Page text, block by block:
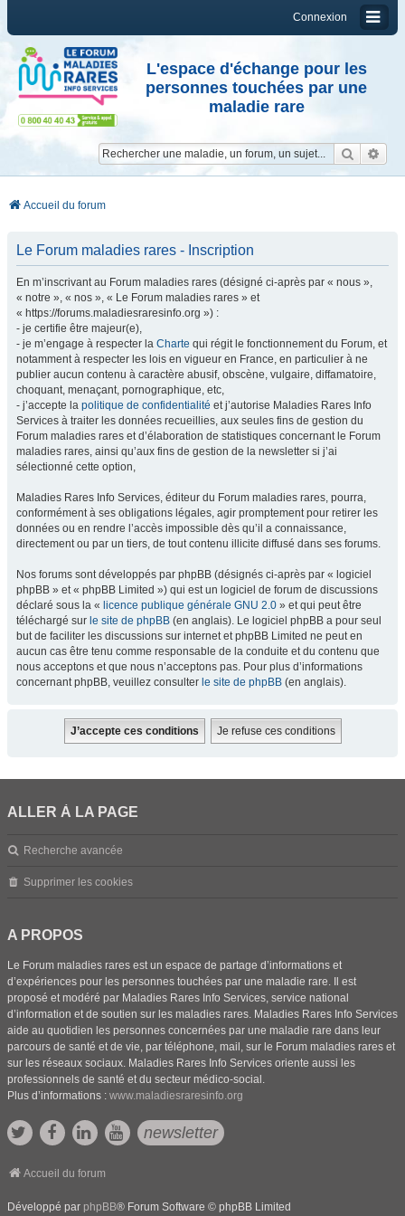
Connexion
L'espace d'échange pour les
personnes touchées par une
maladie rare
Accueil du forum
Le Forum maladies rares - Inscription
En m’inscrivant au Forum maladies rares (désigné ci-après par « nous »,
« notre », « nos », « Le Forum maladies rares » et
« https://forums.maladiesraresinfo.org ») :
- je certifie être majeur(e),
- je m’engage à respecter la Charte qui régit le fonctionnement du Forum, et
notamment à respecter les lois en vigueur en France, en particulier à ne
publier aucun contenu à caractère abusif, obscène, vulgaire, diffamatoire,
choquant, menaçant, pornographique, etc,
- j’accepte la politique de confidentialité et j’autorise Maladies Rares Info
Services à traiter les données recueillies, aux seules fins de gestion du
Forum maladies rares et d’élaboration de statistiques concernant le Forum
maladies rares, ainsi qu’aux fins de gestion de la newsletter si j’ai
sélectionné cette option,
Maladies Rares Info Services, éditeur du Forum maladies rares, pourra,
conformément à ses obligations légales, agir promptement pour retirer les
données ou en rendre l’accès impossible dès qu’il a connaissance,
directement ou par un tiers, de tout contenu illicite diffusé dans ses forums.
Nos forums sont développés par phpBB (désignés ci-après par « logiciel
phpBB » et « phpBB Limited ») qui est un logiciel de forum de discussions
déclaré sous la « licence publique générale GNU 2.0 » et qui peut être
téléchargé sur le site de phpBB (en anglais). Le logiciel phpBB a pour seul
but de faciliter les discussions sur internet et phpBB Limited ne peut en
aucun cas être tenu comme responsable de la conduite et du contenu que
nous acceptons et que nous n’acceptons pas. Pour plus d’informations
concernant phpBB, veuillez consulter le site de phpBB (en anglais).
ALLER À LA PAGE
Recherche avancée
Supprimer les cookies
A PROPOS
Le Forum maladies rares est un espace de partage d’informations et
d’expériences pour les personnes touchées par une maladie rare. Il est
proposé et modéré par Maladies Rares Info Services, service national
d’information et de soutien sur les maladies rares. Maladies Rares Info Services
aide au quotidien les personnes concernées par une maladie rare dans leur
parcours de santé et de vie, par téléphone, mail, sur le Forum maladies rares et
sur les réseaux sociaux. Maladies Rares Info Services oriente aussi les
professionnels de santé et du secteur médico-social.
Plus d’informations : www.maladiesraresinfo.org
newsletter
Accueil du forum
Développé par phpBB® Forum Software © phpBB Limited